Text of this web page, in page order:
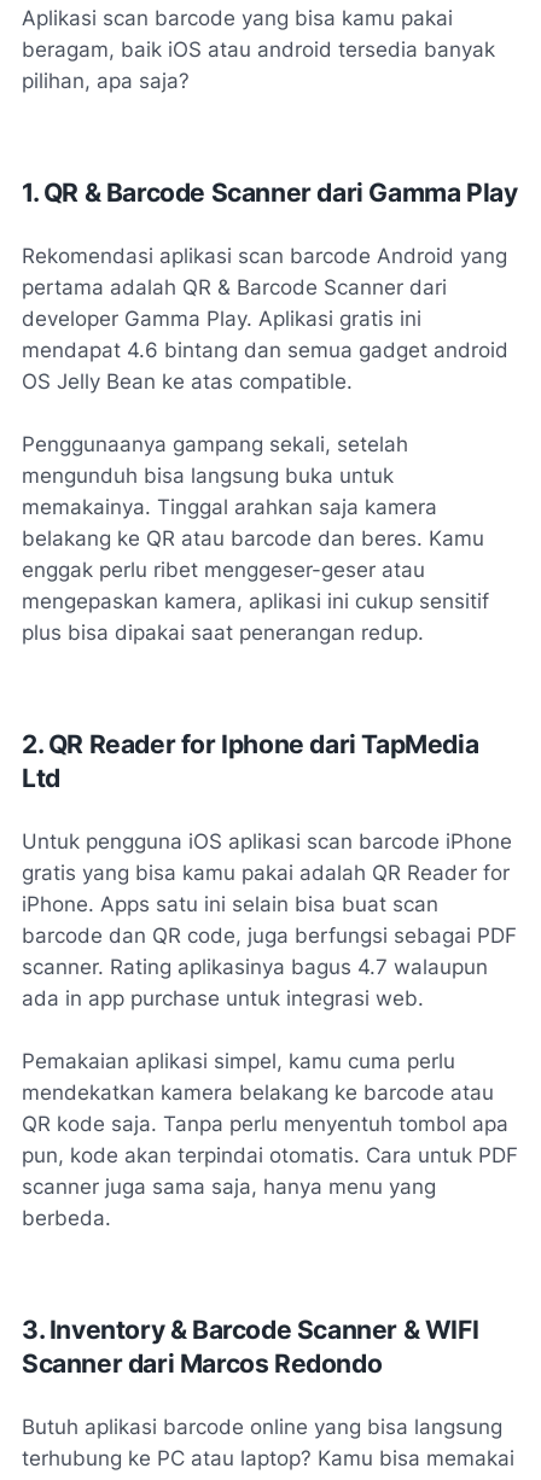
Aplikasi scan barcode yang bisa kamu pakai
beragam, baik iOS atau android tersedia banyak
pilihan, apa saja?
1. QR & Barcode Scanner dari Gamma Play
Rekomendasi aplikasi scan barcode Android yang
pertama adalah QR & Barcode Scanner dari
developer Gamma Play. Aplikasi gratis ini
mendapat 4.6 bintang dan semua gadget android
OS Jelly Bean ke atas compatible.
Penggunaanya gampang sekali, setelah
mengunduh bisa langsung buka untuk
memakainya. Tinggal arahkan saja kamera
belakang ke QR atau barcode dan beres. Kamu
enggak perlu ribet menggeser-geser atau
mengepaskan kamera, aplikasi ini cukup sensitif
plus bisa dipakai saat penerangan redup.
2. QR Reader for Iphone dari TapMedia
Ltd
Untuk pengguna iOS aplikasi scan barcode iPhone
gratis yang bisa kamu pakai adalah QR Reader for
iPhone. Apps satu ini selain bisa buat scan
barcode dan QR code, juga berfungsi sebagai PDF
scanner. Rating aplikasinya bagus 4.7 walaupun
ada in app purchase untuk integrasi web.
Pemakaian aplikasi simpel, kamu cuma perlu
mendekatkan kamera belakang ke barcode atau
QR kode saja. Tanpa perlu menyentuh tombol apa
pun, kode akan terpindai otomatis. Cara untuk PDF
scanner juga sama saja, hanya menu yang
berbeda.
3. Inventory & Barcode Scanner & WIFI
Scanner dari Marcos Redondo
Butuh aplikasi barcode online yang bisa langsung
terhubung ke PC atau laptop? Kamu bisa memakai